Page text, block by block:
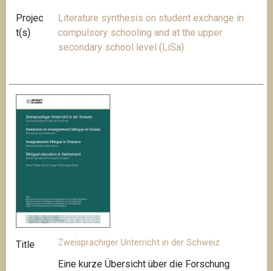
Projec
t(s)
Literature synthesis on student exchange in
compulsory schooling and at the upper
secondary school level (LiSa)
Title Zweisprachiger Unterricht in der Schweiz
Eine kurze Übersicht über die Forschung